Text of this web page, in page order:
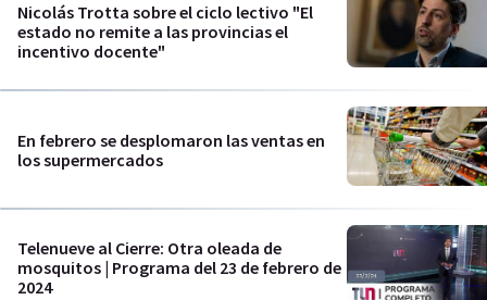
Nicolás Trotta sobre el ciclo lectivo "El
estado no remite a las provincias el
incentivo docente"
En febrero se desplomaron las ventas en
los supermercados
Telenueve al Cierre: Otra oleada de
mosquitos | Programa del 23 de febrero de
2024